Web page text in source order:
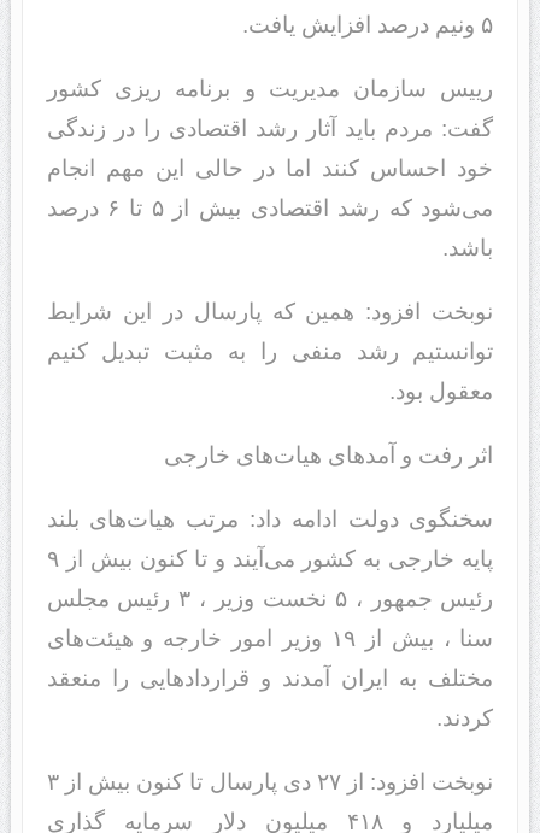
۵ ونیم درصد افزایش یافت.
رییس سازمان مدیریت و برنامه ریزی کشور
گفت: مردم باید آثار رشد اقتصادی را در زندگی
خود احساس کنند اما در حالی این مهم انجام
می‌شود که رشد اقتصادی بیش از ۵ تا ۶ درصد
باشد.
نوبخت افزود: همین که پارسال در این شرایط
توانستیم رشد منفی را به مثبت تبدیل کنیم
معقول بود.
اثر رفت و آمدهای هیات‌های خارجی
سخنگوی دولت ادامه داد: مرتب هیات‌های بلند
پایه خارجی به کشور می‌آیند و تا کنون بیش از ۹
رئیس جمهور ، ۵ نخست وزیر ، ۳ رئیس مجلس
سنا ، بیش از ۱۹ وزیر امور خارجه و هیئت‌های
مختلف به ایران آمدند و قراردادهایی را منعقد
کردند.
نوبخت افزود: از ۲۷ دی پارسال تا کنون بیش از ۳
میلیارد و ۴۱۸ میلیون دلار سرمایه گذاری